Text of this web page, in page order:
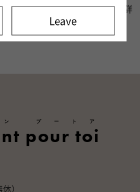
けます。8日目以降はキャスト詳
確認ください。
pour toi
プートア
）
Leave